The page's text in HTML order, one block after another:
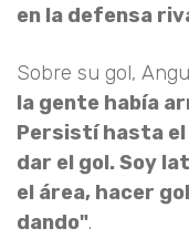
en la defensa
Sobre su gol,
la gente había
Persistí hasta el
dar el gol. Soy
el área, hacer
dando".